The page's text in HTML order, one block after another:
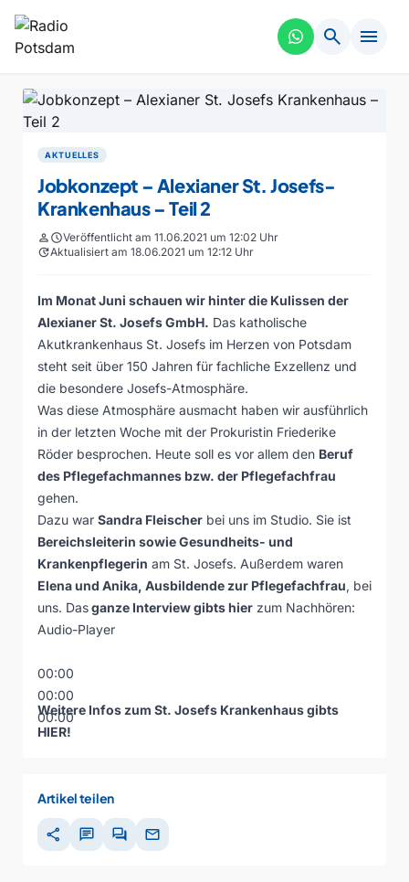
search menu
AKTUELLES
Jobkonzept – Alexianer St. Josefs-
Krankenhaus – Teil 2
personscheduleVeröffentlicht am 11.06.2021 um 12:02 Uhr
updateAktualisiert am 18.06.2021 um 12:12 Uhr
Im Monat Juni schauen wir hinter die Kulissen der
Alexianer St. Josefs GmbH. Das katholische
Akutkrankenhaus St. Josefs im Herzen von Potsdam
steht seit über 150 Jahren für fachliche Exzellenz und
die besondere Josefs-Atmosphäre.
Was diese Atmosphäre ausmacht haben wir ausführlich
in der letzten Woche mit der Prokuristin Friederike
Röder besprochen. Heute soll es vor allem den Beruf
des Pflegefachmannes bzw. der Pflegefachfrau
gehen.
Dazu war Sandra Fleischer bei uns im Studio. Sie ist
Bereichsleiterin sowie Gesundheits- und
Krankenpflegerin am St. Josefs. Außerdem waren
Elena und Anika, Ausbildende zur Pflegefachfrau, bei
uns. Dasganze Interview gibts hier zum Nachhören:
Audio-Player
00:00
00:00
00:00
Weitere Infos zum St. Josefs Krankenhaus gibts
HIER!
Artikel teilen
share chat forum mail